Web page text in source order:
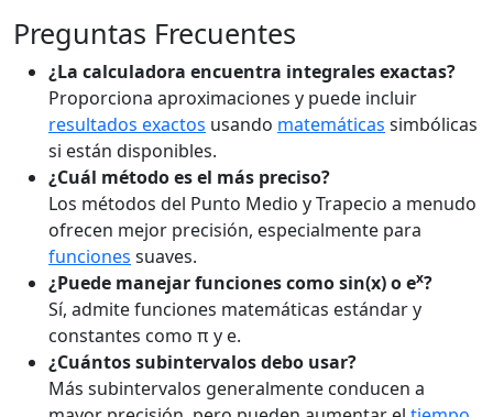
Preguntas Frecuentes
¿La calculadora encuentra integrales exactas?
Proporciona aproximaciones y puede incluir
resultados exactos usando matemáticas simbólicas
si están disponibles.
¿Cuál método es el más preciso?
Los métodos del Punto Medio y Trapecio a menudo
ofrecen mejor precisión, especialmente para
funciones suaves.
¿Puede manejar funciones como sin(x) o ex?
Sí, admite funciones matemáticas estándar y
constantes como π y e.
¿Cuántos subintervalos debo usar?
Más subintervalos generalmente conducen a